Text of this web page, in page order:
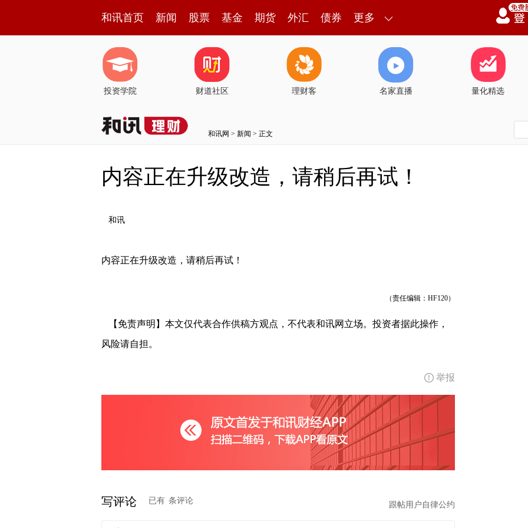
和讯首页 新闻 股票 基金 期货 外汇 债券 更多
投资学院 财道社区 理财客 名家直播 量化精选
和讯网 > 新闻 > 正文
内容正在升级改造，请稍后再试！
和讯
内容正在升级改造，请稍后再试！
（责任编辑：HF120）
【免责声明】本文仅代表合作供稿方观点，不代表和讯网立场。投资者据此操作，
风险请自担。
举报
写评论 已有 条评论 跟帖用户自律公约